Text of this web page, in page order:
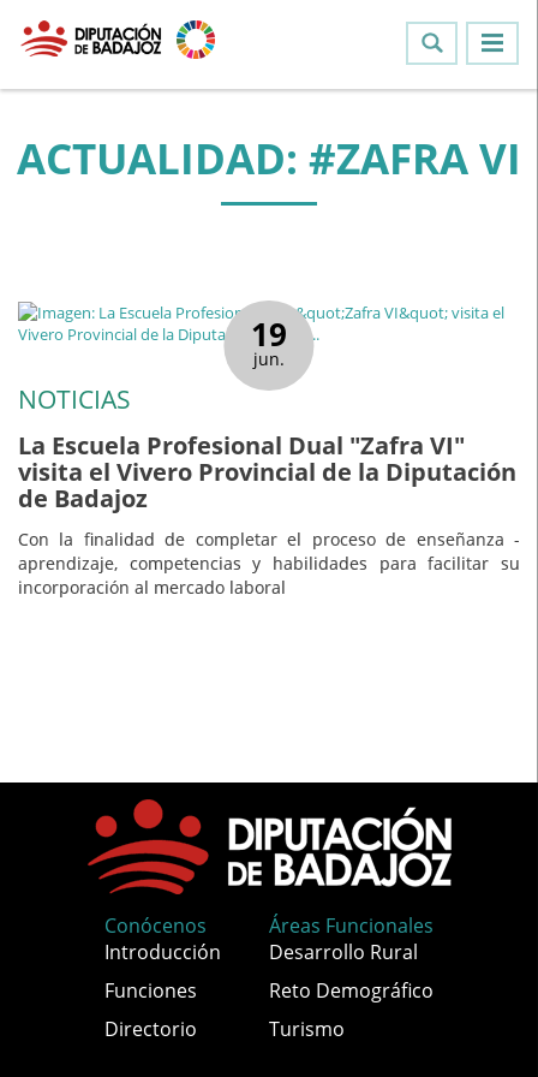
ACTUALIDAD: #ZAFRA VI
19
jun.
NOTICIAS
La Escuela Profesional Dual "Zafra VI"
visita el Vivero Provincial de la Diputación
de Badajoz
Con la finalidad de completar el proceso de enseñanza -
aprendizaje, competencias y habilidades para facilitar su
incorporación al mercado laboral
Conócenos
Introducción
Funciones
Directorio
Áreas Funcionales
Desarrollo Rural
Reto Demográfico
Turismo